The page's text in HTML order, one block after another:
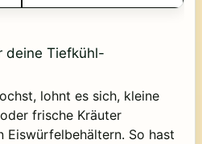
deine Tiefkühl-
lohnt es sich, kleine
frische Kräuter
Eiswürfelbehältern. So hast